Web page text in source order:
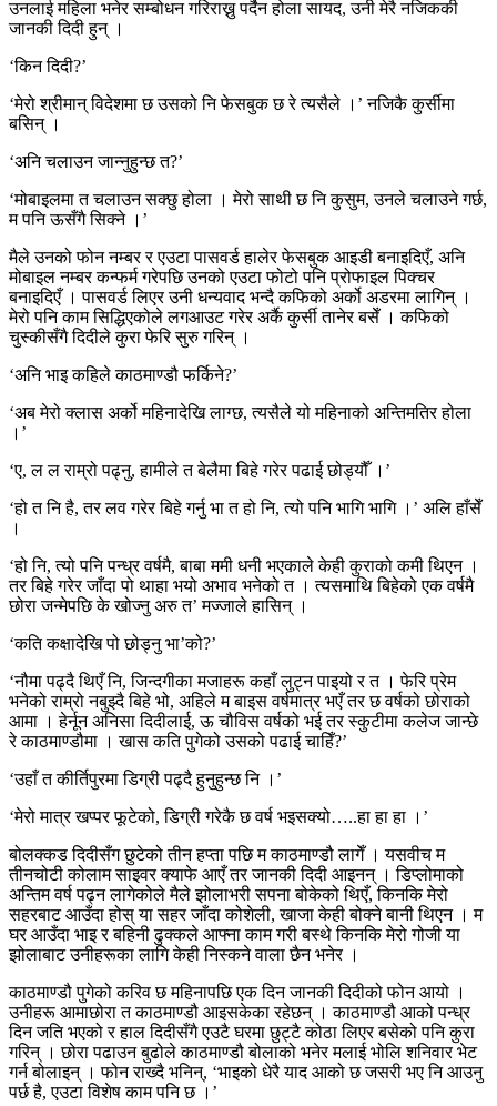
उनलाई महिला भनेर सम्बोधन गरिराख्नु पर्दैन होला सायद, उनी मेरै नजिककी
जानकी दिदी हुन् ।
‘किन दिदी?’
‘मेरो श्रीमान् विदेशमा छ उसको नि फेसबुक छ रे त्यसैले ।’ नजिकै कुर्सीमा
बसिन् ।
‘अनि चलाउन जान्नुहुन्छ त?’
‘मोबाइलमा त चलाउन सक्छु होला । मेरो साथी छ नि कुसुम, उनले चलाउने गर्छ,
म पनि ऊसँगै सिक्ने ।’
मैले उनको फोन नम्बर र एउटा पासवर्ड हालेर फेसबुक आइडी बनाइदिएँ, अनि
मोबाइल नम्बर कन्फर्म गरेपछि उनको एउटा फोटो पनि प्रोफाइल पिक्चर
बनाइदिएँ । पासवर्ड लिएर उनी धन्यवाद भन्दै कफिको अर्को अडरमा लागिन् ।
मेरो पनि काम सिद्धिएकोले लगआउट गरेर अर्कै कुर्सी तानेर बसेँ । कफिको
चुस्कीसँगै दिदीले कुरा फेरि सुरु गरिन् ।
‘अनि भाइ कहिले काठमाण्डौ फर्किने?’
‘अब मेरो क्लास अर्को महिनादेखि लाग्छ, त्यसैले यो महिनाको अन्तिमतिर होला
।’
‘ए, ल ल राम्रो पढ्नु, हामीले त बेलैमा बिहे गरेर पढाई छोड्यौँ ।’
‘हो त नि है, तर लव गरेर बिहे गर्नु भा त हो नि, त्यो पनि भागि भागि ।’ अलि हाँसेँ
।
‘हो नि, त्यो पनि पन्ध्र वर्षमै, बाबा ममी धनी भएकाले केही कुराको कमी थिएन ।
तर बिहे गरेर जाँदा पो थाहा भयो अभाव भनेको त । त्यसमाथि बिहेको एक वर्षमै
छोरा जन्मेपछि के खोज्नु अरु त’ मज्जाले हासिन् ।
‘कति कक्षादेखि पो छोड्नु भा’को?’
‘नौमा पढ्दै थिएँ नि, जिन्दगीका मजाहरू कहाँ लुट्न पाइयो र त । फेरि प्रेम
भनेको राम्रो नबुझ्दै बिहे भो, अहिले म बाइस वर्षमात्र भएँ तर छ वर्षको छोराको
आमा । हेर्नून अनिसा दिदीलाई, ऊ चौविस वर्षको भई तर स्कुटीमा कलेज जान्छे
रे काठमाण्डौमा । खास कति पुगेको उसको पढाई चाहिँ?’
‘उहाँ त कीर्तिपुरमा डिग्री पढ्दै हुनुहुन्छ नि ।’
‘मेरो मात्र खप्पर फूटेको, डिग्री गरेकै छ वर्ष भइसक्यो…..हा हा हा ।’
बोलक्कड दिदीसँग छुटेको तीन हप्ता पछि म काठमाण्डौ लागेँ । यसवीच म
तीनचोटी कोलाम साइवर क्याफे आएँ तर जानकी दिदी आइनन् । डिप्लोमाको
अन्तिम वर्ष पढ्न लागेकोले मैले झोलाभरी सपना बोकेको थिएँ, किनकि मेरो
सहरबाट आउँदा होस् या सहर जाँदा कोशेली, खाजा केही बोक्ने बानी थिएन । म
घर आउँदा भाइ र बहिनी ढुक्कले आफ्ना काम गरी बस्थे किनकि मेरो गोजी या
झोलाबाट उनीहरूका लागि केही निस्कने वाला छैन भनेर ।
काठमाण्डौ पुगेको करिव छ महिनापछि एक दिन जानकी दिदीको फोन आयो ।
उनीहरू आमाछोरा त काठमाण्डौ आइसकेका रहेछन् । काठमाण्डौ आको पन्ध्र
दिन जति भएको र हाल दिदीसँगै एउटै घरमा छुट्टै कोठा लिएर बसेको पनि कुरा
गरिन् । छोरा पढाउन बुढोले काठमाण्डौ बोलाको भनेर मलाई भोलि शनिवार भेट
गर्न बोलाइन् । फोन राख्दै भनिन्, ‘भाइको धेरै याद आको छ जसरी भए नि आउनु
पर्छ है, एउटा विशेष काम पनि छ ।’